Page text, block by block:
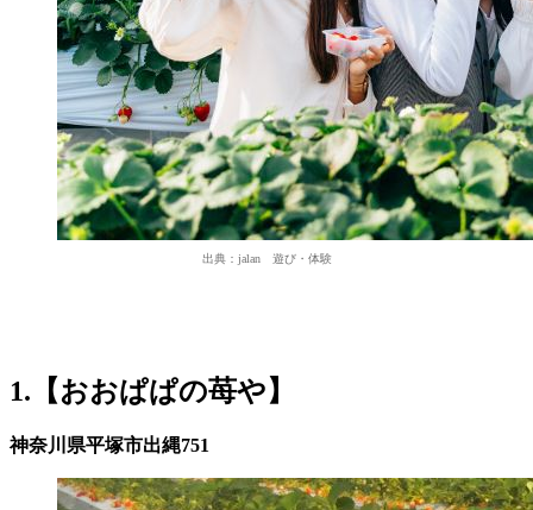
出典：jalan 遊び・体験
1.【おおぱぱの苺や】
神奈川県平塚市出縄751